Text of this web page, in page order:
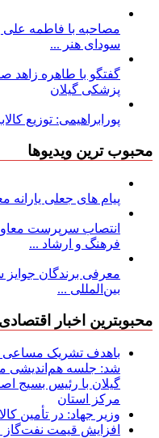
مصاحبه با فاطمه
سودای هنر ...
گفتگو با طاهره زاهد
پزشکی گیلان
پورابراهیمی: توزیع
محبوب ترین ویدیوها
پیام های جعلی یارانه
انتصاب سرپرست
فرهنگ و ارشاد ...
معرفی برندگان جوایز
بین‌المللی ...
محبوبترین اخبار اقتصادی
باهدف تشریک مساعی
شد: جلسه هم‌اندیشی
گیلان با رئیس بسیج
مركز استان
وزیر جهاد: در تأمین
افزایش قیمت